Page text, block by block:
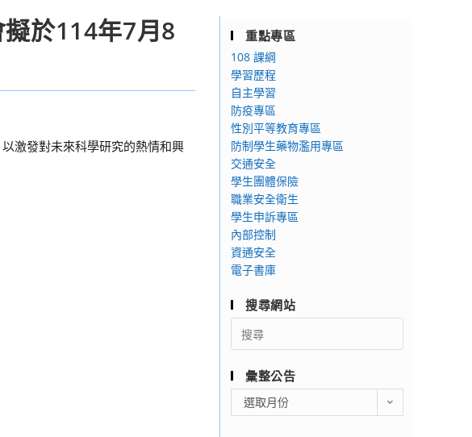
於114年7月8
激發對未來科學研究的熱情和興
重點專區
108 課綱
學習歷程
自主學習
防疫專區
性別平等教育專區
防制學生藥物濫用專區
交通安全
學生團體保險
職業安全衛生
學生申訴專區
內部控制
資通安全
電子書庫
搜尋網站
Search
for:
彙整公告
整
選取月份